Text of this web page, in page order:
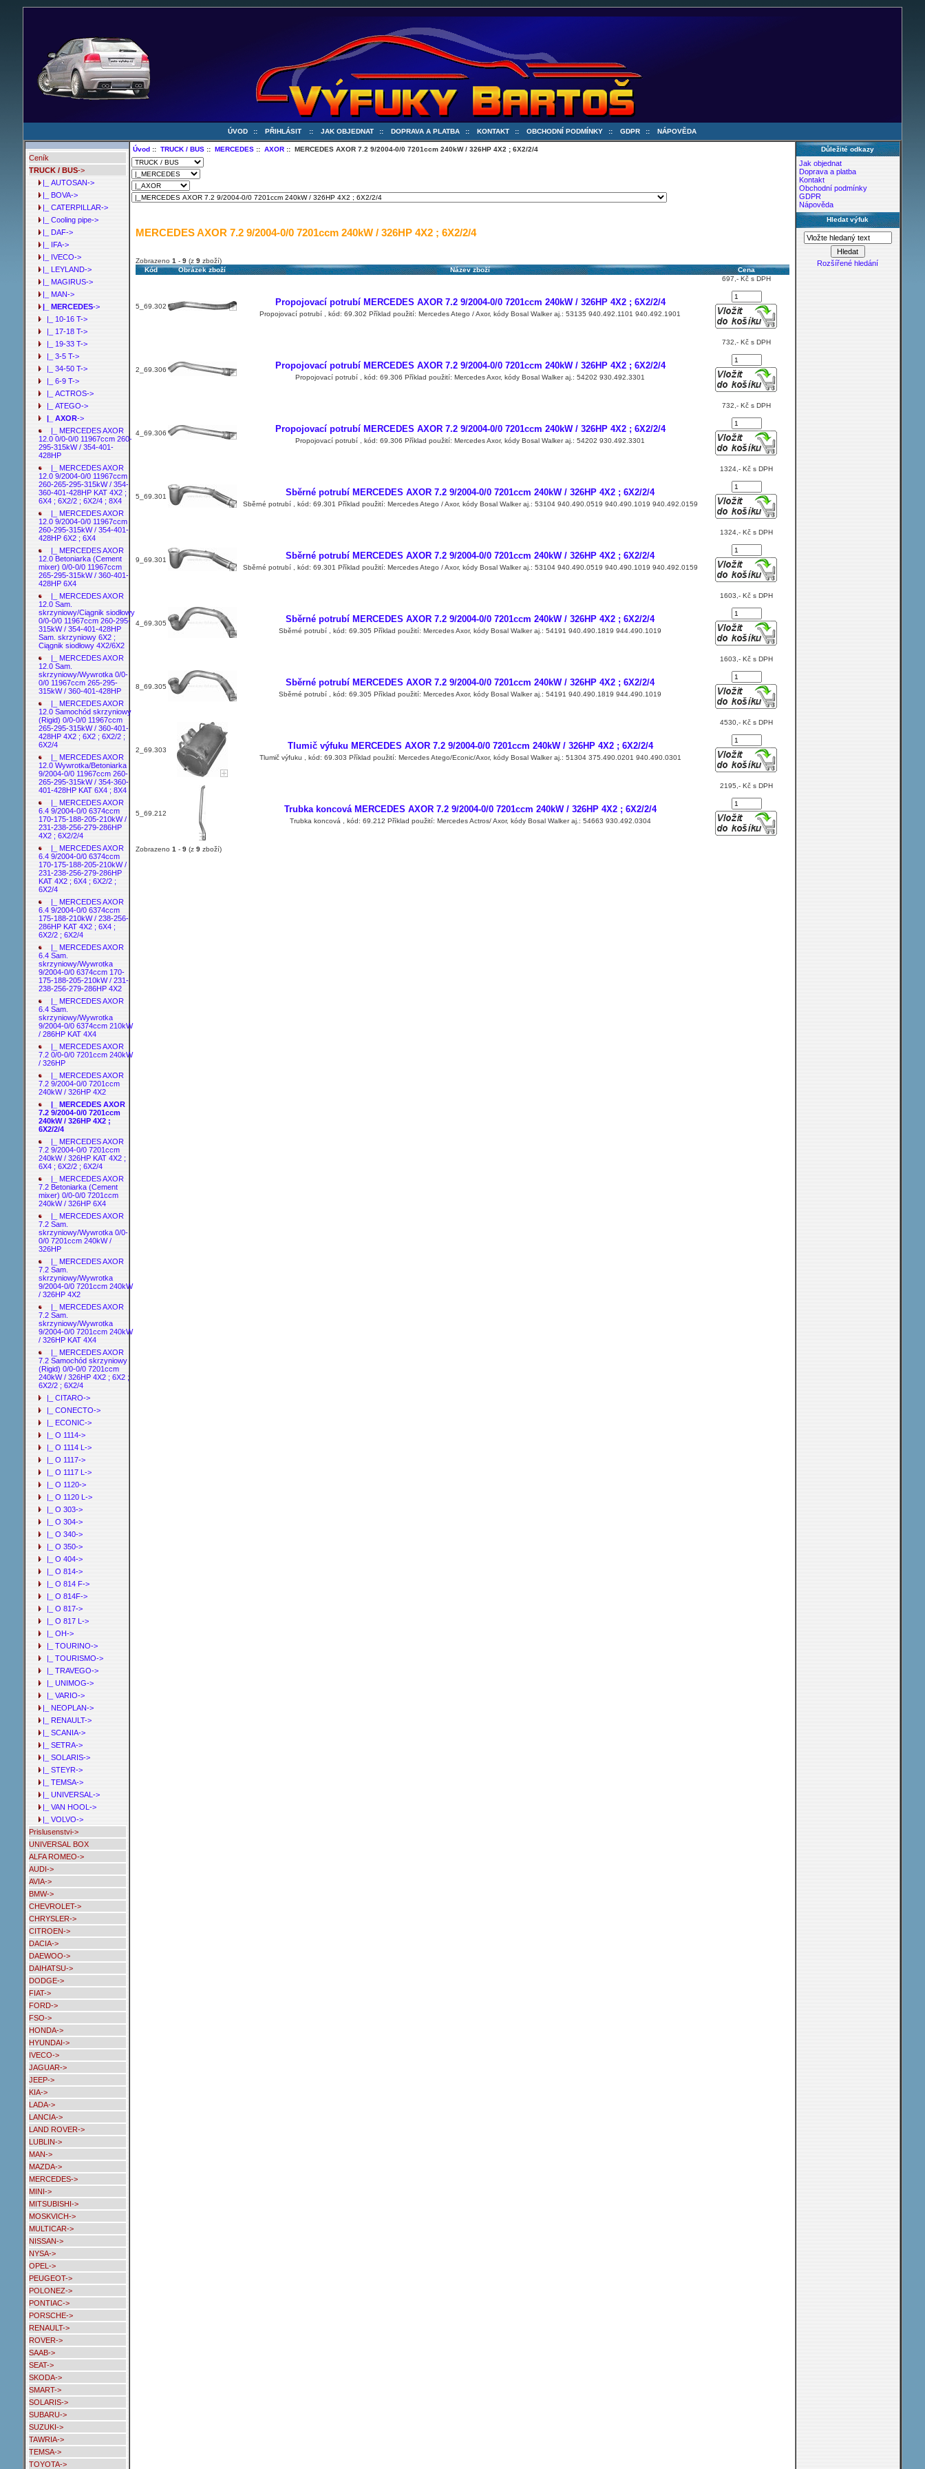
ÚVOD :: PŘIHLÁSIT :: JAK OBJEDNAT :: DOPRAVA A PLATBA :: KONTAKT :: OBCHODNÍ PODMÍNKY :: GDPR :: NÁPOVĚDA
Ceník
TRUCK / BUS->
|_ AUTOSAN->
|_ BOVA->
|_ CATERPILLAR->
|_ Cooling pipe->
|_ DAF->
|_ IFA->
|_ IVECO->
|_ LEYLAND->
|_ MAGIRUS->
|_ MAN->
|_ MERCEDES->
|_ 10-16 T->
|_ 17-18 T->
|_ 19-33 T->
|_ 3-5 T->
|_ 34-50 T->
|_ 6-9 T->
|_ ACTROS->
|_ ATEGO->
|_ AXOR->
|_ MERCEDES AXOR
12.0 0/0-0/0 11967ccm 260-
295-315kW / 354-401-
428HP
|_ MERCEDES AXOR
12.0 9/2004-0/0 11967ccm
260-265-295-315kW / 354-
360-401-428HP KAT 4X2 ;
6X4 ; 6X2/2 ; 6X2/4 ; 8X4
|_ MERCEDES AXOR
12.0 9/2004-0/0 11967ccm
260-295-315kW / 354-401-
428HP 6X2 ; 6X4
|_ MERCEDES AXOR
12.0 Betoniarka (Cement
mixer) 0/0-0/0 11967ccm
265-295-315kW / 360-401-
428HP 6X4
|_ MERCEDES AXOR
12.0 Sam.
skrzyniowy/Ciągnik siodłowy
0/0-0/0 11967ccm 260-295-
315kW / 354-401-428HP
Sam. skrzyniowy 6X2 ;
Ciągnik siodłowy 4X2/6X2
|_ MERCEDES AXOR
12.0 Sam.
skrzyniowy/Wywrotka 0/0-
0/0 11967ccm 265-295-
315kW / 360-401-428HP
|_ MERCEDES AXOR
12.0 Samochód skrzyniowy
(Rigid) 0/0-0/0 11967ccm
265-295-315kW / 360-401-
428HP 4X2 ; 6X2 ; 6X2/2 ;
6X2/4
|_ MERCEDES AXOR
12.0 Wywrotka/Betoniarka
9/2004-0/0 11967ccm 260-
265-295-315kW / 354-360-
401-428HP KAT 6X4 ; 8X4
|_ MERCEDES AXOR
6.4 9/2004-0/0 6374ccm
170-175-188-205-210kW /
231-238-256-279-286HP
4X2 ; 6X2/2/4
|_ MERCEDES AXOR
6.4 9/2004-0/0 6374ccm
170-175-188-205-210kW /
231-238-256-279-286HP
KAT 4X2 ; 6X4 ; 6X2/2 ;
6X2/4
|_ MERCEDES AXOR
6.4 9/2004-0/0 6374ccm
175-188-210kW / 238-256-
286HP KAT 4X2 ; 6X4 ;
6X2/2 ; 6X2/4
|_ MERCEDES AXOR
6.4 Sam.
skrzyniowy/Wywrotka
9/2004-0/0 6374ccm 170-
175-188-205-210kW / 231-
238-256-279-286HP 4X2
|_ MERCEDES AXOR
6.4 Sam.
skrzyniowy/Wywrotka
9/2004-0/0 6374ccm 210kW
/ 286HP KAT 4X4
|_ MERCEDES AXOR
7.2 0/0-0/0 7201ccm 240kW
/ 326HP
|_ MERCEDES AXOR
7.2 9/2004-0/0 7201ccm
240kW / 326HP 4X2
|_ MERCEDES AXOR
7.2 9/2004-0/0 7201ccm
240kW / 326HP 4X2 ;
6X2/2/4
|_ MERCEDES AXOR
7.2 9/2004-0/0 7201ccm
240kW / 326HP KAT 4X2 ;
6X4 ; 6X2/2 ; 6X2/4
|_ MERCEDES AXOR
7.2 Betoniarka (Cement
mixer) 0/0-0/0 7201ccm
240kW / 326HP 6X4
|_ MERCEDES AXOR
7.2 Sam.
skrzyniowy/Wywrotka 0/0-
0/0 7201ccm 240kW /
326HP
|_ MERCEDES AXOR
7.2 Sam.
skrzyniowy/Wywrotka
9/2004-0/0 7201ccm 240kW
/ 326HP 4X2
|_ MERCEDES AXOR
7.2 Sam.
skrzyniowy/Wywrotka
9/2004-0/0 7201ccm 240kW
/ 326HP KAT 4X4
|_ MERCEDES AXOR
7.2 Samochód skrzyniowy
(Rigid) 0/0-0/0 7201ccm
240kW / 326HP 4X2 ; 6X2 ;
6X2/2 ; 6X2/4
|_ CITARO->
|_ CONECTO->
|_ ECONIC->
|_ O 1114->
|_ O 1114 L->
|_ O 1117->
|_ O 1117 L->
|_ O 1120->
|_ O 1120 L->
|_ O 303->
|_ O 304->
|_ O 340->
|_ O 350->
|_ O 404->
|_ O 814->
|_ O 814 F->
|_ O 814F->
|_ O 817->
|_ O 817 L->
|_ OH->
|_ TOURINO->
|_ TOURISMO->
|_ TRAVEGO->
|_ UNIMOG->
|_ VARIO->
|_ NEOPLAN->
|_ RENAULT->
|_ SCANIA->
|_ SETRA->
|_ SOLARIS->
|_ STEYR->
|_ TEMSA->
|_ UNIVERSAL->
|_ VAN HOOL->
|_ VOLVO->
Prislusenstvi->
UNIVERSAL BOX
ALFA ROMEO->
AUDI->
AVIA->
BMW->
CHEVROLET->
CHRYSLER->
CITROEN->
DACIA->
DAEWOO->
DAIHATSU->
DODGE->
FIAT->
FORD->
FSO->
HONDA->
HYUNDAI->
IVECO->
JAGUAR->
JEEP->
KIA->
LADA->
LANCIA->
LAND ROVER->
LUBLIN->
MAN->
MAZDA->
MERCEDES->
MINI->
MITSUBISHI->
MOSKVICH->
MULTICAR->
NISSAN->
NYSA->
OPEL->
PEUGEOT->
POLONEZ->
PONTIAC->
PORSCHE->
RENAULT->
ROVER->
SAAB->
SEAT->
SKODA->
SMART->
SOLARIS->
SUBARU->
SUZUKI->
TAWRIA->
TEMSA->
TOYOTA->
Úvod ::TRUCK / BUS ::MERCEDES ::AXOR :: MERCEDES AXOR 7.2 9/2004-0/0 7201ccm 240kW / 326HP 4X2 ; 6X2/2/4
MERCEDES AXOR 7.2 9/2004-0/0 7201ccm 240kW / 326HP 4X2 ; 6X2/2/4
Zobrazeno 1 - 9(z 9zboží)
Kód
Obrázek zboží Název zboží Cena
5_69.302 Propojovací potrubí MERCEDES AXOR 7.2 9/2004-0/0 7201ccm 240kW / 326HP 4X2 ; 6X2/2/4
Propojovací potrubí , kód: 69.302 Příklad použití: Mercedes Atego / Axor, kódy Bosal Walker aj.: 53135 940.492.1101 940.492.1901
697,- Kč s DPH
2_69.306 Propojovací potrubí MERCEDES AXOR 7.2 9/2004-0/0 7201ccm 240kW / 326HP 4X2 ; 6X2/2/4
Propojovací potrubí , kód: 69.306 Příklad použití: Mercedes Axor, kódy Bosal Walker aj.: 54202 930.492.3301
732,- Kč s DPH
4_69.306 Propojovací potrubí MERCEDES AXOR 7.2 9/2004-0/0 7201ccm 240kW / 326HP 4X2 ; 6X2/2/4
Propojovací potrubí , kód: 69.306 Příklad použití: Mercedes Axor, kódy Bosal Walker aj.: 54202 930.492.3301
732,- Kč s DPH
5_69.301 Sběrné potrubí MERCEDES AXOR 7.2 9/2004-0/0 7201ccm 240kW / 326HP 4X2 ; 6X2/2/4
Sběrné potrubí , kód: 69.301 Příklad použití: Mercedes Atego / Axor, kódy Bosal Walker aj.: 53104 940.490.0519 940.490.1019 940.492.0159
1324,- Kč s DPH
9_69.301 Sběrné potrubí MERCEDES AXOR 7.2 9/2004-0/0 7201ccm 240kW / 326HP 4X2 ; 6X2/2/4
Sběrné potrubí , kód: 69.301 Příklad použití: Mercedes Atego / Axor, kódy Bosal Walker aj.: 53104 940.490.0519 940.490.1019 940.492.0159
1324,- Kč s DPH
4_69.305 Sběrné potrubí MERCEDES AXOR 7.2 9/2004-0/0 7201ccm 240kW / 326HP 4X2 ; 6X2/2/4
Sběrné potrubí , kód: 69.305 Příklad použití: Mercedes Axor, kódy Bosal Walker aj.: 54191 940.490.1819 944.490.1019
1603,- Kč s DPH
8_69.305 Sběrné potrubí MERCEDES AXOR 7.2 9/2004-0/0 7201ccm 240kW / 326HP 4X2 ; 6X2/2/4
Sběrné potrubí , kód: 69.305 Příklad použití: Mercedes Axor, kódy Bosal Walker aj.: 54191 940.490.1819 944.490.1019
1603,- Kč s DPH
2_69.303 Tlumič výfuku MERCEDES AXOR 7.2 9/2004-0/0 7201ccm 240kW / 326HP 4X2 ; 6X2/2/4
Tlumič výfuku , kód: 69.303 Příklad použití: Mercedes Atego/Econic/Axor, kódy Bosal Walker aj.: 51304 375.490.0201 940.490.0301
4530,- Kč s DPH
5_69.212 Trubka koncová MERCEDES AXOR 7.2 9/2004-0/0 7201ccm 240kW / 326HP 4X2 ; 6X2/2/4
Trubka koncová , kód: 69.212 Příklad použití: Mercedes Actros/ Axor, kódy Bosal Walker aj.: 54663 930.492.0304
2195,- Kč s DPH
Zobrazeno 1 - 9(z 9zboží)
Důležité odkazy
Jak objednat
Doprava a platba
Kontakt
Obchodní podmínky
GDPR
Nápověda
Hledat výfuk
Rozšířené hledání